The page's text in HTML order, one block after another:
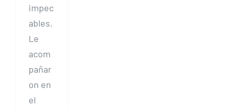
impec
ables.
Le
acom
pañar
on en
el